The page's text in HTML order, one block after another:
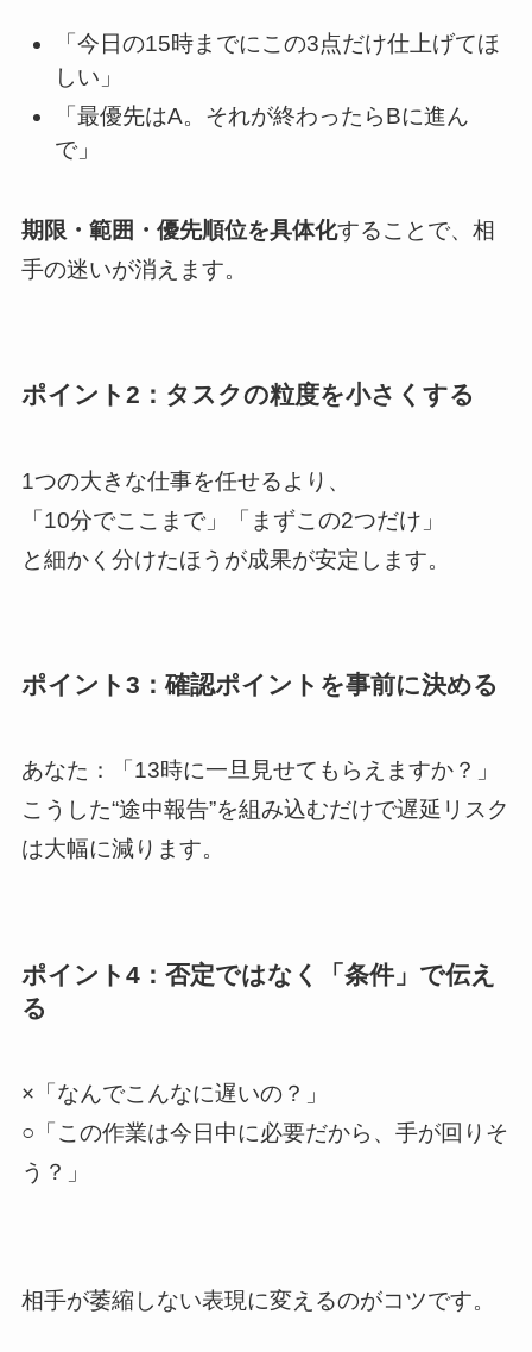
「今日の15時までにこの3点だけ仕上げてほ
しい」
「最優先はA。それが終わったらBに進ん
で」
期限・範囲・優先順位を具体化することで、相
手の迷いが消えます。
ポイント2：タスクの粒度を小さくする
1つの大きな仕事を任せるより、
「10分でここまで」「まずこの2つだけ」
と細かく分けたほうが成果が安定します。
ポイント3：確認ポイントを事前に決める
あなた：「13時に一旦見せてもらえますか？」
こうした“途中報告”を組み込むだけで遅延リスク
は大幅に減ります。
ポイント4：否定ではなく「条件」で伝え
る
×「なんでこんなに遅いの？」
○「この作業は今日中に必要だから、手が回りそ
う？」
相手が萎縮しない表現に変えるのがコツです。